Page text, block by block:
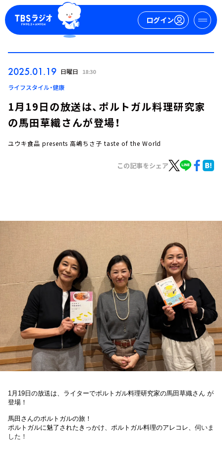
ログイン
ログイン
イベント・グッズ
YouTube
会社情報
2025.01.19 日曜日 18:30
ライフスタイル・健康
1月19日の放送は、ポルトガル料理研究家
の馬田草織さんが登場！
ユウキ食品 presents 高嶋ちさ子 taste of the World
この記事をシェア
1月19日の放送は、 ライターでポルトガル料理研究家の馬田草織さん が
登場 ！
馬田さんのポルトガルの旅！
ポルトガルに魅了されたきっかけ、ポルトガル料理のアレコレ、 伺いま
した！